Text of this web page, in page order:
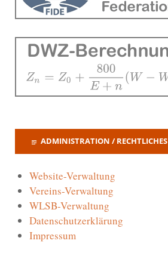
ADMINISTRATION / RECHTLICHES
Website-Verwaltung
Vereins-Verwaltung
WLSB-Verwaltung
Datenschutzerklärung
Impressum